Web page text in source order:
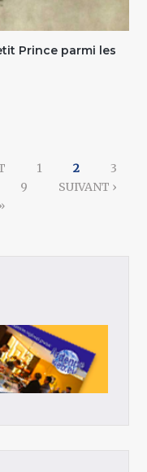
Prince parmi les
1 2
3
9
SUIVANT ›